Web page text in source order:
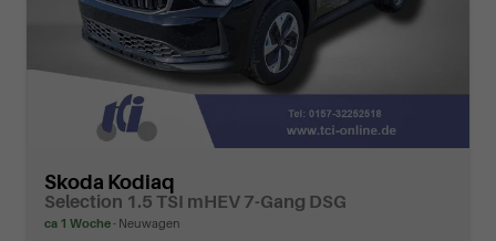
Skoda Kodiaq
Selection 1.5 TSI mHEV 7-Gang DSG
ca 1 Woche Neuwagen